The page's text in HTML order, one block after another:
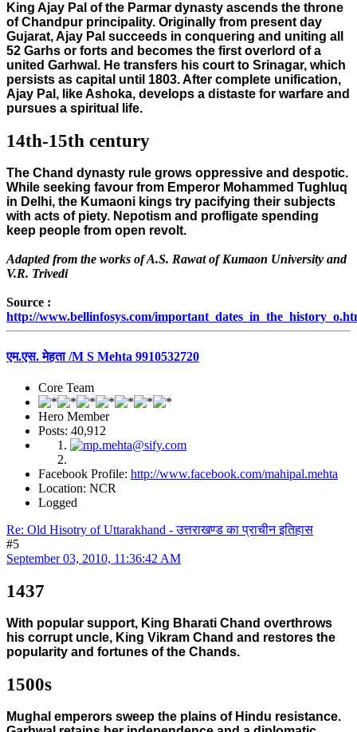
King Ajay Pal of the Parmar dynasty ascends the throne
of Chandpur principality. Originally from present day
Gujarat, Ajay Pal succeeds in conquering and uniting all
52 Garhs or forts and becomes the first overlord of a
united Garhwal. He transfers his court to Srinagar, which
persists as capital until 1803. After complete unification,
Ajay Pal, like Ashoka, develops a distaste for warfare and
pursues a spiritual life.
14th-15th century
The Chand dynasty rule grows oppressive and despotic.
While seeking favour from Emperor Mohammed Tughluq
in Delhi, the Kumaoni kings try pacifying their subjects
with acts of piety. Nepotism and profligate spending
keep people from open revolt.
Adapted from the works of A.S. Rawat of Kumaon University and
V.R. Trivedi
Source :
http://www.bellinfosys.com/
एम.एस. मेहता /M S Mehta 9910532720
Core Team
Hero Member
Posts: 40,912
Facebook Profile: http://www.facebook.com/mahipal.mehta
Location: NCR
Logged
Re: Old Hisotry of Uttarakhand - उत्तराखण्ड का प्राचीन इतिहास
#5
September 03, 2010, 11:36:42 AM
1437
With popular support, King Bharati Chand overthrows
his corrupt uncle, King Vikram Chand and restores the
popularity and fortunes of the Chands.
1500s
Mughal emperors sweep the plains of Hindu resistance.